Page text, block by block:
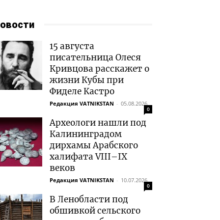
15 августа
писательница Олеся
Кривцова расскажет о
жизни Кубы при
Фиделе Кастро
Редакция VATNIKSTAN - 05.08.2026
0
Археологи нашли под
Калининградом
дирхамы Арабского
халифата VIII–IX
веков
Редакция VATNIKSTAN - 10.07.2026
0
В Ленобласти под
обшивкой сельского